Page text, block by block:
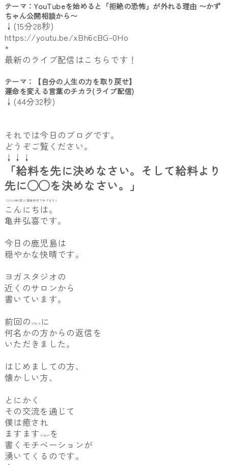
テーマ：YouTubeを始めると「拒絶の恐怖」が外れる理由 〜かず
ちゃん公開相談から〜
↓(15分28秒)
https://youtu.be/xBh6cBG-0Ho
*
最新のライブ配信はこちらです！
テーマ：【自分の人生の力を取り戻せ】
運命を変える言葉のチカラ(ライブ配信)
↓(44分32秒)
それでは今日のブログです。
どうぞご覧ください。
↓↓↓
「給料を先に決めなさい。そして給料より
先に◯◯を決めなさい。」
（2016年5月31日発行のブログより）
こんにちは。
亀井弘喜です。
今日の鹿児島は
穏やかな快晴です。
ヨガスタジオの
近くのサロンから
書いています。
前回の ブログ に
何名かの方からの返信を
いただきました。
はじめましての方、
懐かしい方、
とにかく
その交流を通じて
僕は癒され
ますます ブログ を
書くモチベーションが
湧いてくるのです。